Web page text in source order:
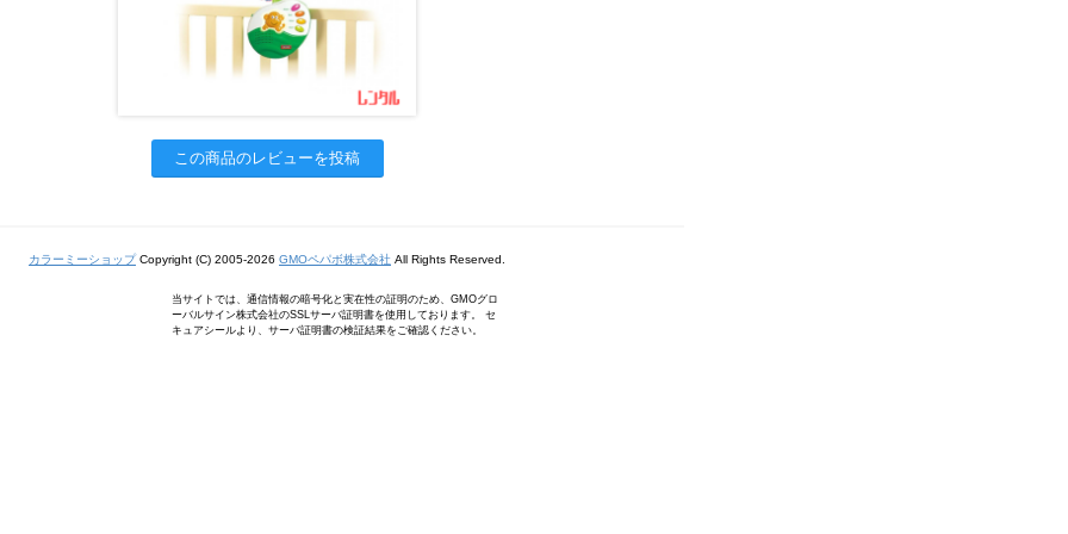
この商品のレビューを投稿
カラーミーショップCopyright (C) 2005-2026 GMOペパボ株式会社 All Rights Reserved.
当サイトでは、通信情報の暗号化と実在性の証明のため、GMOグロ
ーバルサイン株式会社のSSLサーバ証明書を使用しております。 セ
キュアシールより、サーバ証明書の検証結果をご確認ください。